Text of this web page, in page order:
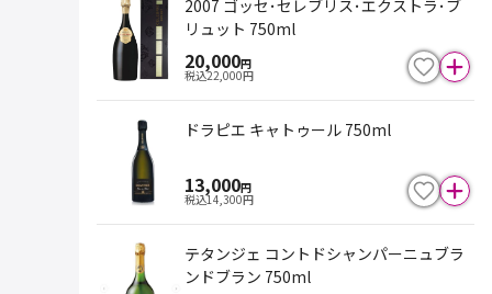
2007 ゴッセ･セレブリス･エクストラ･ブ
リュット 750ml
20,000円
税込22,000円
ドラピエ キャトゥール 750ml
13,000円
税込14,300円
テタンジェ コントドシャンパーニュブラ
ンドブラン 750ml